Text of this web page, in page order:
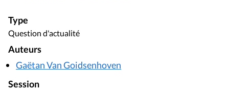
Type
Question d'actualité
Auteurs
Gaëtan Van Goidsenhoven
Session